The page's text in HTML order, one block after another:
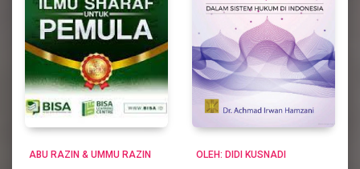
ABU RAZIN & UMMU RAZIN OLEH: DIDI KUSNADI